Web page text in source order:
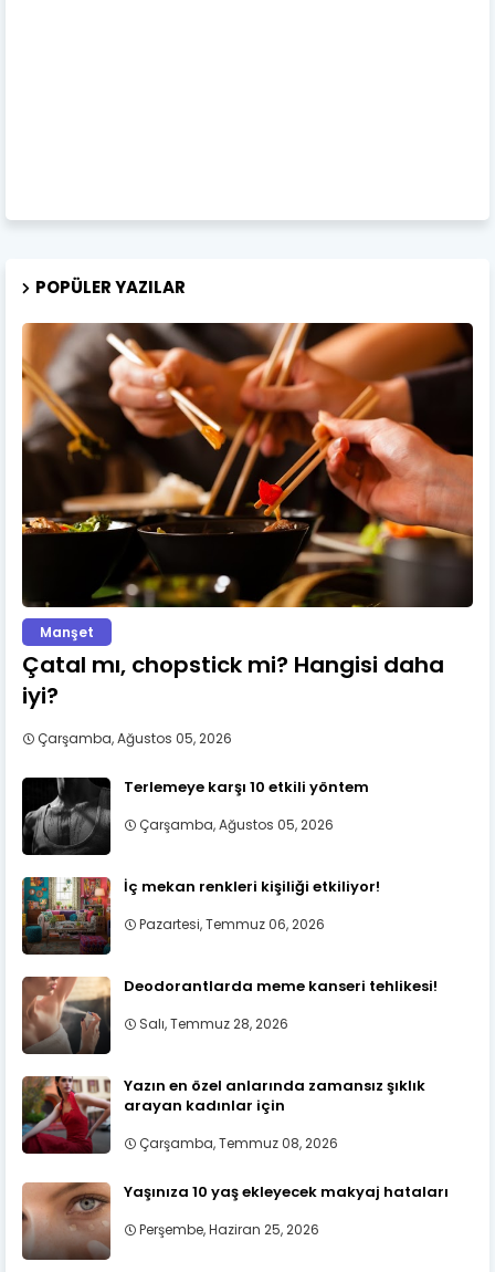
POPÜLER YAZILAR
Manşet
Çatal mı, chopstick mi? Hangisi daha
iyi?
Çarşamba, Ağustos 05, 2026
Terlemeye karşı 10 etkili yöntem
Çarşamba, Ağustos 05, 2026
İç mekan renkleri kişiliği etkiliyor!
Pazartesi, Temmuz 06, 2026
Deodorantlarda meme kanseri tehlikesi!
Salı, Temmuz 28, 2026
Yazın en özel anlarında zamansız şıklık
arayan kadınlar için
Çarşamba, Temmuz 08, 2026
Yaşınıza 10 yaş ekleyecek makyaj hataları
Perşembe, Haziran 25, 2026